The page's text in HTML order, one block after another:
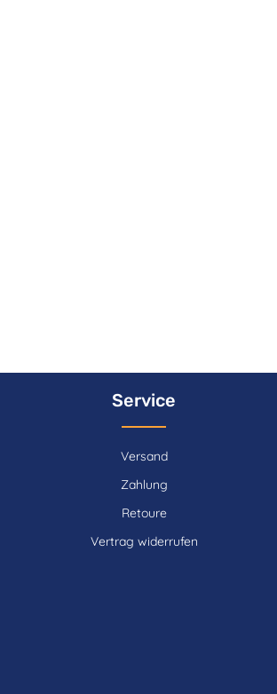
Service
Versand
Zahlung
Retoure
Vertrag widerrufen